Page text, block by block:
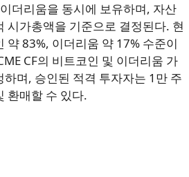
더리움을 동시에 보유하며, 자산
시가총액을 기준으로 결정된다. 현
약 83%, 이더리움 약 17% 수준이
CF의 비트코인 및 이더리움 가
며, 승인된 적격 투자자는 1만 주
환매할 수 있다.